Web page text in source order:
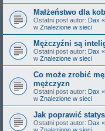
Małżeństwo dla
Ostatni post autor: Dax «
w Znalezione w sieci
Mężczyźni są
Ostatni post autor: Dax «
w Znalezione w sieci
Co może zrobić
mężczyzn
Ostatni post autor: Dax «
w Znalezione w sieci
Jak poprawić
Ostatni post autor: Dax «
w Znalezione w sieci